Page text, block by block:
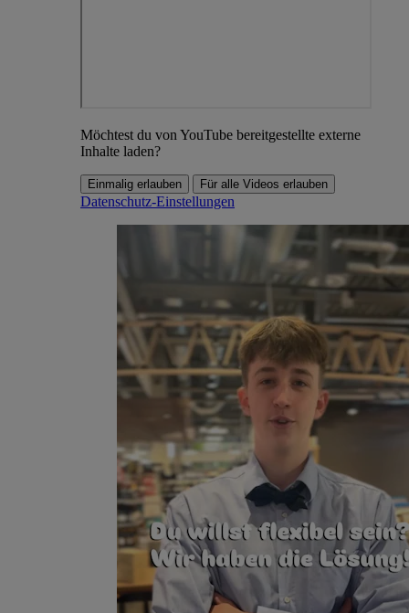
Möchtest du von YouTube bereitgestellte externe
Inhalte laden?
Einmalig erlauben Für alle Videos erlauben
Datenschutz-Einstellungen